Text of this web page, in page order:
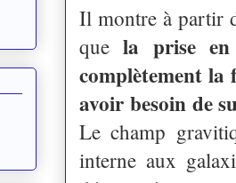
Il montre à partir
quela prise
complètement la
avoir besoin de
Le champ
interne aux